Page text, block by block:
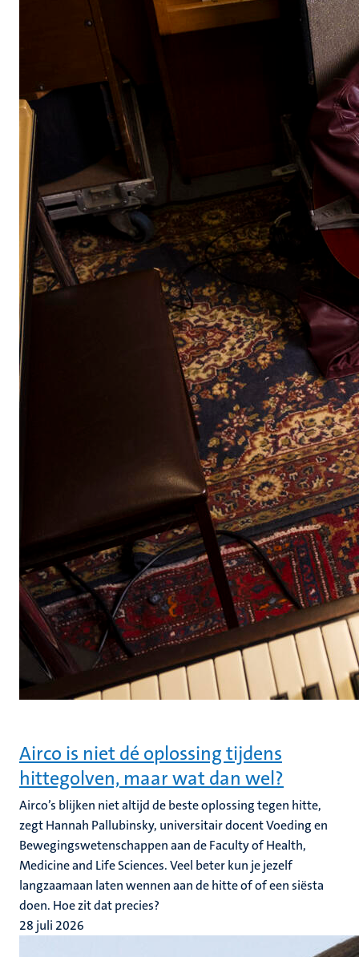
Airco is niet dé oplossing tijdens
hittegolven, maar wat dan wel?
Airco’s blijken niet altijd de beste oplossing tegen hitte,
zegt Hannah Pallubinsky, universitair docent Voeding en
Bewegingswetenschappen aan de Faculty of Health,
Medicine and Life Sciences. Veel beter kun je jezelf
langzaamaan laten wennen aan de hitte of of een siësta
doen. Hoe zit dat precies?
28 juli 2026